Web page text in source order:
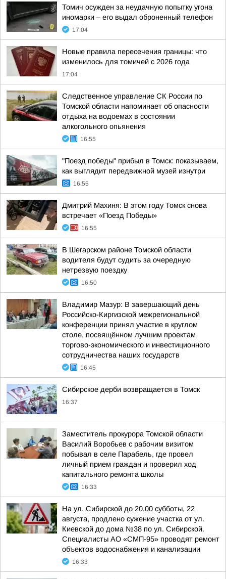
Томич осужден за неудачную попытку угона
иномарки – его выдал оброненный телефон
17:04
Новые правила пересечения границы: что
изменилось для томичей с 2026 года
17:04
Следственное управление СК России по
Томской области напоминает об опасности
отдыха на водоемах в состоянии
алкогольного опьянения
16:55
"Поезд победы" прибыл в Томск: показываем,
как выглядит передвижной музей изнутри
16:55
Дмитрий Махиня: В этом году Томск снова
встречает «Поезд Победы»
16:55
В Шегарском районе Томской области
водителя будут судить за очередную
нетрезвую поездку
16:50
Владимир Мазур: В завершающий день
Российско-Киргизской межрегиональной
конференции принял участие в круглом
столе, посвящённом лучшим проектам
торгово-экономического и инвестиционного
сотрудничества наших государств
16:45
Сибирское дерби возвращается в Томск
16:37
Заместитель прокурора Томской области
Василий Воробьев с рабочим визитом
побывал в селе Парабель, где провел
личный прием граждан и проверил ход
капитального ремонта школы
16:33
На ул. Сибирской до 20.00 субботы, 22
августа, продлено сужение участка от ул.
Киевской до дома №38 по ул. Сибирской.
Специалисты АО «СМП-95» проводят ремонт
объектов водоснабжения и канализации
16:33